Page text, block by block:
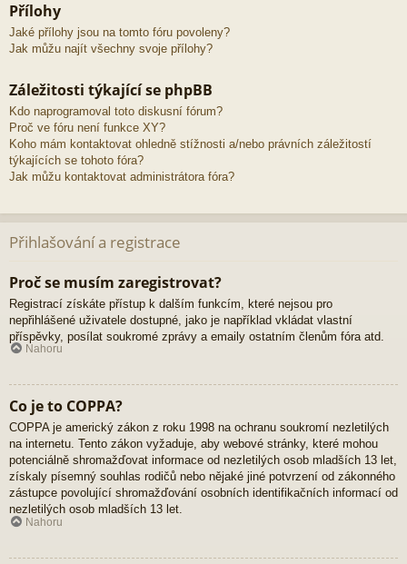
Přílohy
Jaké přílohy jsou na tomto fóru povoleny?
Jak můžu najít všechny svoje přílohy?
Záležitosti týkající se phpBB
Kdo naprogramoval toto diskusní fórum?
Proč ve fóru není funkce XY?
Koho mám kontaktovat ohledně stížnosti a/nebo právních záležitostí
týkajících se tohoto fóra?
Jak můžu kontaktovat administrátora fóra?
Přihlašování a registrace
Proč se musím zaregistrovat?
Registrací získáte přístup k dalším funkcím, které nejsou pro
nepřihlášené uživatele dostupné, jako je například vkládat vlastní
příspěvky, posílat soukromé zprávy a emaily ostatním členům fóra atd.
Nahoru
Co je to COPPA?
COPPA je americký zákon z roku 1998 na ochranu soukromí nezletilých
na internetu. Tento zákon vyžaduje, aby webové stránky, které mohou
potenciálně shromažďovat informace od nezletilých osob mladších 13 let,
získaly písemný souhlas rodičů nebo nějaké jiné potvrzení od zákonného
zástupce povolující shromažďování osobních identifikačních informací od
nezletilých osob mladších 13 let.
Nahoru